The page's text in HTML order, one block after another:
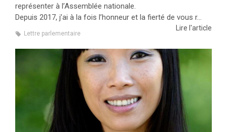
représenter à l’Assemblée nationale.
Depuis 2017, j’ai à la fois l’honneur et la fierté de vous r...
Lire l'article
Lettre parlementaire